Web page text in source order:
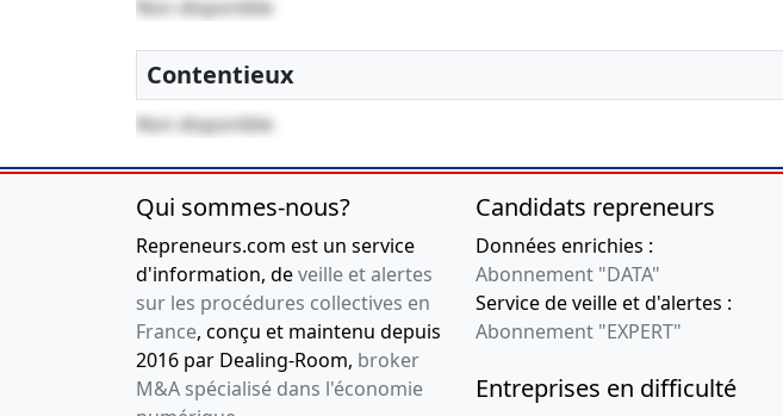
Non disponible
Contentieux
Non disponible
Qui sommes-nous?
Repreneurs.com est un service
d'information, deveille et alertes
sur les procédures collectives en
France, conçu et maintenu depuis
2016 par Dealing-Room, broker
M&A spécialisé dans l'économie
Candidats repreneurs
Données enrichies :
Abonnement "DATA"
Service de veille et d'alertes :
Abonnement "EXPERT"
Entreprises en difficulté